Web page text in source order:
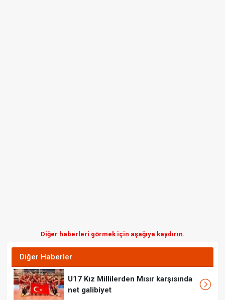
Diğer haberleri görmek için aşağıya kaydırın.
Diğer Haberler
U17 Kız Millilerden Mısır karşısında
net galibiyet